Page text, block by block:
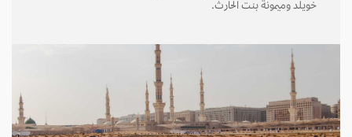
خويلد وميمونة بنت الحارث.